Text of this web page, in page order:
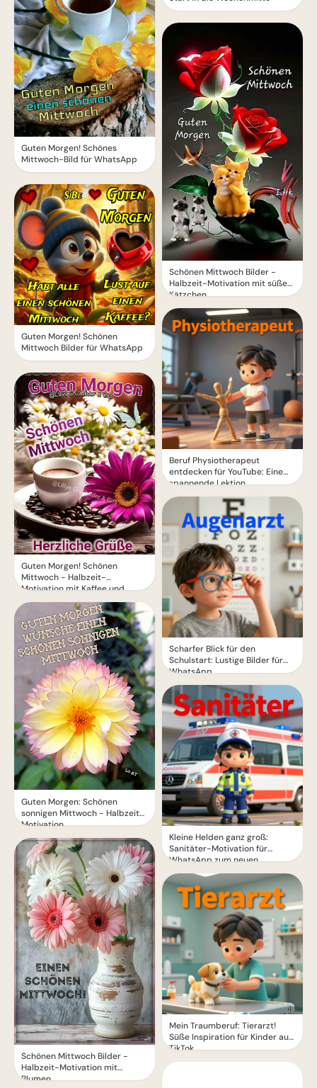
Guten Morgen! Schönes
Mittwoch-Bild für WhatsApp
Guten Morgen! Schönen
Mittwoch Bilder für WhatsApp
Guten Morgen! Schönen
Mittwoch - Halbzeit-
Motivation mit Kaffee und
Blumen
Guten Morgen: Schönen
sonnigen Mittwoch - Halbzeit-
Motivation
Schönen Mittwoch Bilder -
Halbzeit-Motivation mit
Blumen
Schönen Mittwoch Bilder -
Halbzeit-Motivation mit süßen
Kätzchen
Beruf Physiotherapeut
entdecken für YouTube: Eine
spannende Lektion
Scharfer Blick für den
Schulstart: Lustige Bilder für
WhatsApp
Kleine Helden ganz groß:
Sanitäter-Motivation für
WhatsApp zum neuen
Schuljahr
Mein Traumberuf: Tierarzt!
Süße Inspiration für Kinder auf
TikTok.